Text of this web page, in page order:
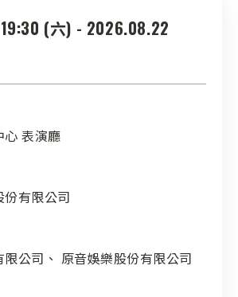
(六) - 2026.08.22
心 表演廳
有限公司
公司、 原音娛樂股份有限公司